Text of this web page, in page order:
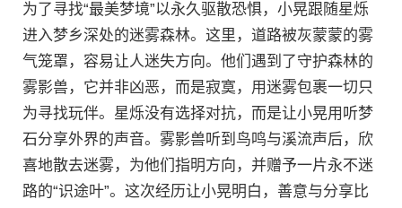
为了寻找“最美梦境”以永久驱散恐惧，小晃跟随星烁
进入梦乡深处的迷雾森林。这里，道路被灰蒙蒙的雾
气笼罩，容易让人迷失方向。他们遇到了守护森林的
雾影兽，它并非凶恶，而是寂寞，用迷雾包裹一切只
为寻找玩伴。星烁没有选择对抗，而是让小晃用听梦
石分享外界的声音。雾影兽听到鸟鸣与溪流声后，欣
喜地散去迷雾，为他们指明方向，并赠予一片永不迷
路的“识途叶”。这次经历让小晃明白，善意与分享比